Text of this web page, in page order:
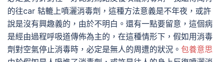
的往car 轱轆上噴灑消毒劑，這種方法意義是不年夜，或許
說是沒有興趣義的，由於不明白。還有一點要留意，這個病
是經由過程呼吸道傳佈為主的，在這種情形下，假如用消毒
劑對空氣停止消毒時，必定是無人的周遭的狀況。 包養意思